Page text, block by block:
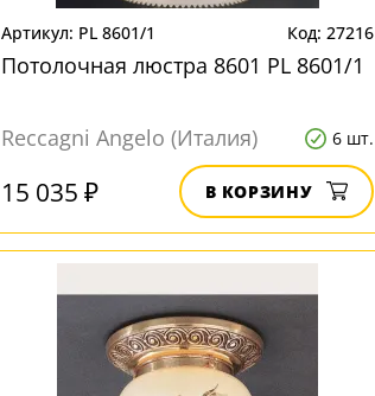
PL 8601/1 27216
Потолочная люстра 8601 PL 8601/1
Reccagni Angelo (Италия) 6 шт.
15 035 ₽ В КОРЗИНУ